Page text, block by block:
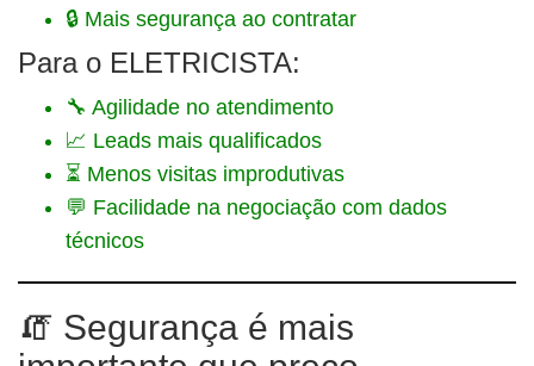
🔒 Mais segurança ao contratar
Para o ELETRICISTA:
🔧 Agilidade no atendimento
📈 Leads mais qualificados
⏳ Menos visitas improdutivas
💬 Facilidade na negociação com dados
técnicos
🧯 Segurança é mais